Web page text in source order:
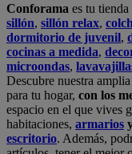
Conforama es tu tienda
sillón, sillón relax,
dormitorio de juvenil,
cocinas a medida,
microondas,
Descubre nuestra
para tu hogar, con los
espacio en el que vives
habitaciones, armarios
escritorio. Además,